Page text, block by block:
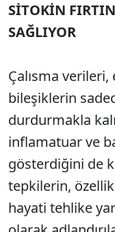
SİTOKİN
SAĞLIYOR
Çalısma
bileşiklerin
durdurmakla
inflamatuar ve
gösterdiğini de
tepkilerin,
hayati tehlike